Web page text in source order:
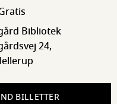
Bibliotek
24,
BILLETTER